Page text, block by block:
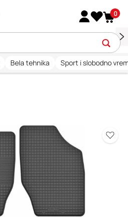
0
Bela tehnika Sport i slobodno